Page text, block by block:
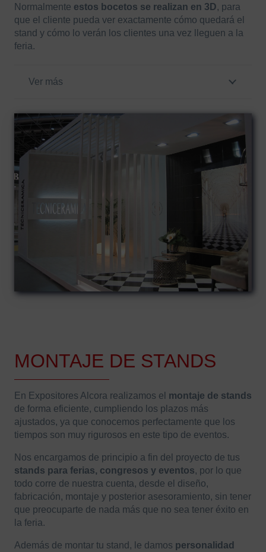
Normalmente estos bocetos se realizan en 3D, para
que el cliente pueda ver exactamente cómo quedará el
stand y cómo lo verán los clientes una vez lleguen a la
feria.
Ver más
MONTAJE DE STANDS
En Expositores Alcora realizamos el montaje de stands
de forma eficiente, cumpliendo los plazos más
ajustados, ya que conocemos perfectamente que los
tiempos son muy rigurosos en este tipo de eventos.
Nos encargamos de principio a fin del proyecto de tus
stands para ferias, congresos y eventos, por lo que
todo corre de nuestra cuenta, desde el diseño,
fabricación, montaje y posterior asesoramiento, sin tener
que preocuparte de nada más que no sea tener éxito en
la feria.
Además de montar tu stand, le damos personalidad